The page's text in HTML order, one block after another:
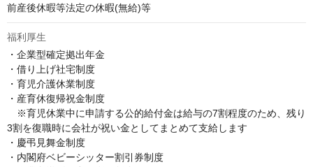
前産後休暇等法定の休暇(無給)等
福利厚生
・企業型確定拠出年金
・借り上げ社宅制度
・育児介護休業制度
・産育休復帰祝金制度
※育児休業中に申請する公的給付金は給与の7割程度のため、残り
3割を復職時に会社が祝い金としてまとめて支給します
・慶弔見舞金制度
・内閣府ベビーシッター割引券制度